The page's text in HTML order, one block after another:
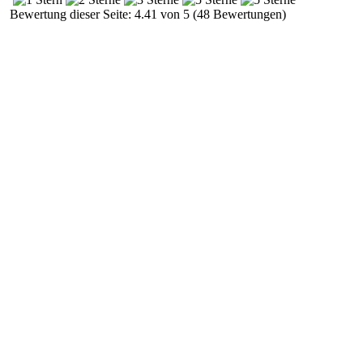
Bewertung dieser Seite: 4.41 von 5 (48 Bewertungen)